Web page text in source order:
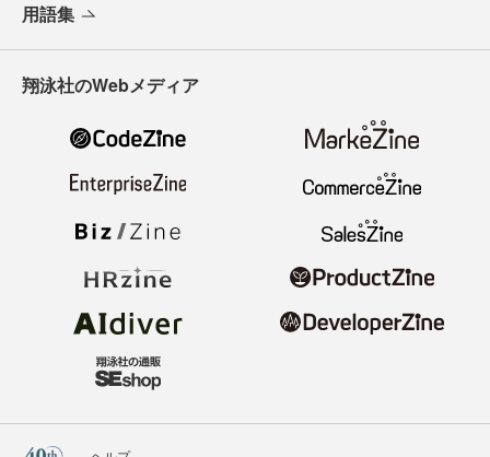
用語集
翔泳社のWebメディア